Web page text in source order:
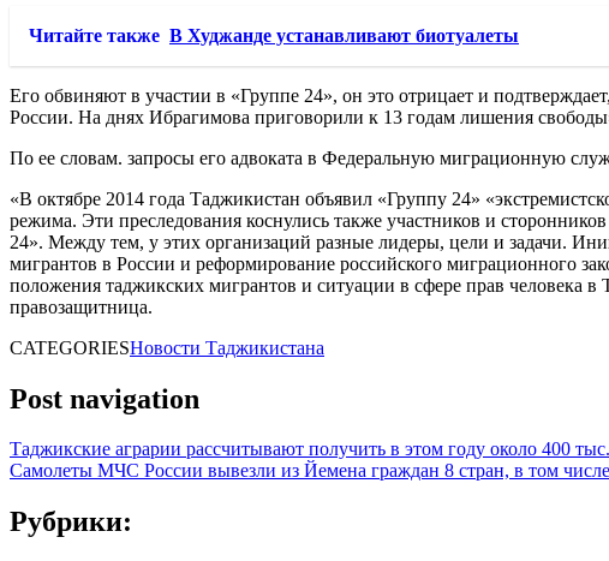
Читайте также В Худжанде устанавливают биотуалеты
Его обвиняют в участии в «Группе 24», он это отрицает и
России. На днях Ибрагимова приговорили к 13 годам лишения
По ее словам. запросы его адвоката в Федеральную миграционную
«В октябре 2014 года Таджикистан объявил «Группу 24»
режима. Эти преследования коснулись также участников и
24». Между тем, у этих организаций разные лидеры, цели и задачи.
мигрантов в России и реформирование российского миграционного
положения таджикских мигрантов и ситуации в сфере прав человека
правозащитница.
CATEGORIESНовости Таджикистана
Post navigation
Таджикские аграрии рассчитывают получить в этом году около 400
Самолеты МЧС России вывезли из Йемена граждан 8 стран, в том
Рубрики: